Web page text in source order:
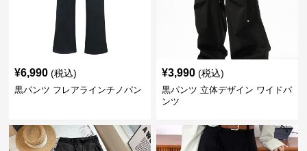
¥6,990 (税込)
黒パンツ フレアラインチノパン
¥3,990 (税込)
黒パンツ 立体デザイン ワイドパ
ンツ